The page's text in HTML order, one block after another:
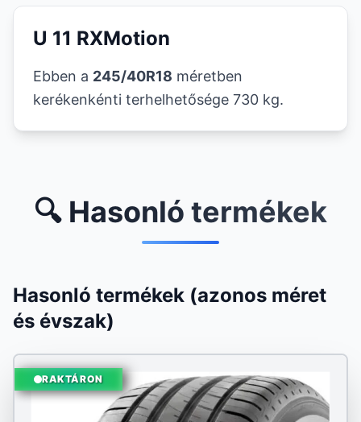
U 11 RXMotion
Ebben a 245/40R18 méretben
kerékenkénti terhelhetősége 730 kg.
🔍 Hasonló termékek
Hasonló termékek (azonos méret
és évszak)
RAKTÁRON